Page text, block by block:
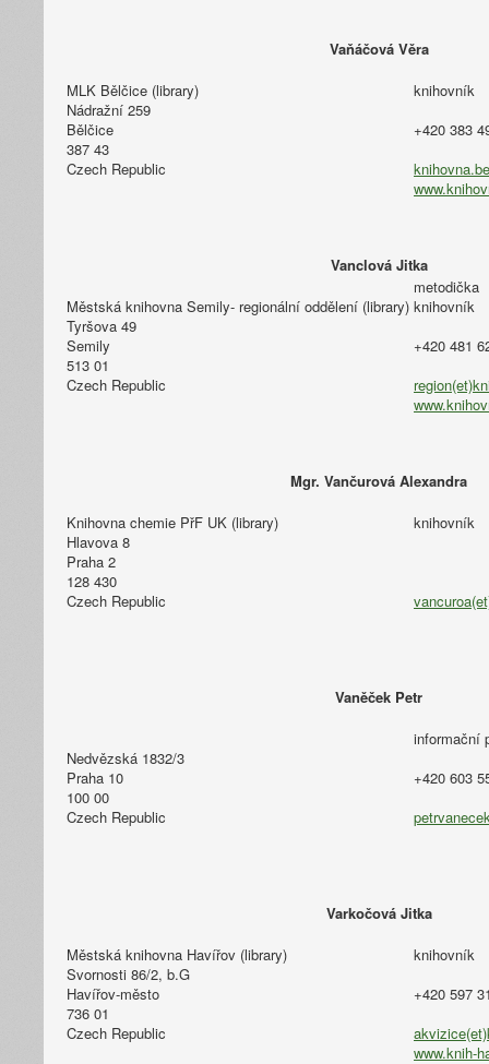
Vaňáčová Věra
MLK Bělčice (library)
Nádražní 259
Bělčice
387 43
Czech Republic
knihovník
+420 383
Vanclová Jitka
Městská knihovna Semily- regionální oddělení (library)
Tyršova 49
Semily
513 01
Czech Republic
metodička
knihovník
+420 481
Mgr. Vančurová Alexandra
Knihovna chemie PřF UK (library)
Hlavova 8
Praha 2
128 430
Czech Republic
knihovník
Vaněček Petr
Nedvězská 1832/3
Praha 10
100 00
Czech Republic
informační
+420 603
Varkočová Jitka
Městská knihovna Havířov (library)
Svornosti 86/2, b.G
Havířov-město
736 01
Czech Republic
knihovník
+420 597
www.knih-